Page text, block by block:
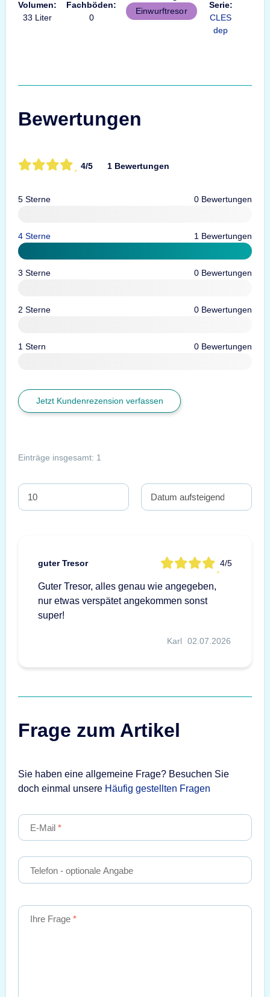
Volumen:
33 Liter
Fachböden:
0
Einwurftresor
Serie:
CLES
dep
Bewertungen
4/5 1 Bewertungen
5 Sterne 0 Bewertungen
4 Sterne 1 Bewertungen
3 Sterne 0 Bewertungen
2 Sterne 0 Bewertungen
1 Stern 0 Bewertungen
Jetzt Kundenrezension verfassen
Einträge insgesamt: 1
guter Tresor 4/5
Guter Tresor, alles genau wie angegeben,
nur etwas verspätet angekommen sonst
super!
Karl 02.07.2026
Frage zum Artikel
Sie haben eine allgemeine Frage? Besuchen Sie
doch einmal unsere Häufig gestellten Fragen
E-Mail
Telefon - optionale Angabe
Ihre Frage